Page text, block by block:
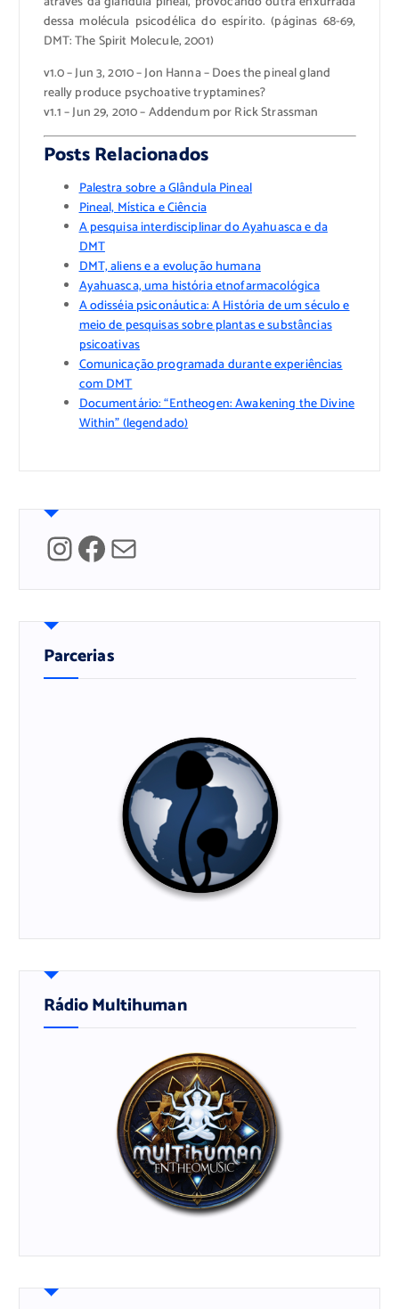
dessa molécula psicodélica do espírito. (páginas 68-69,
DMT: The Spirit Molecule, 2001)
v1.0 – Jun 3, 2010 – Jon Hanna – Does the pineal gland
really produce psychoative tryptamines?
v1.1 – Jun 29, 2010 – Addendum por Rick Strassman
Posts Relacionados
Palestra sobre a Glândula Pineal
Pineal, Mística e Ciência
A pesquisa interdisciplinar do Ayahuasca e da
DMT
DMT, aliens e a evolução humana
Ayahuasca, uma história etnofarmacológica
A odisséia psiconáutica: A História de um século e
meio de pesquisas sobre plantas e substâncias
psicoativas
Comunicação programada durante experiências
com DMT
Documentário: “Entheogen: Awakening the Divine
Within” (legendado)
InstagramFacebook Mail
Parcerias
Rádio Multihuman